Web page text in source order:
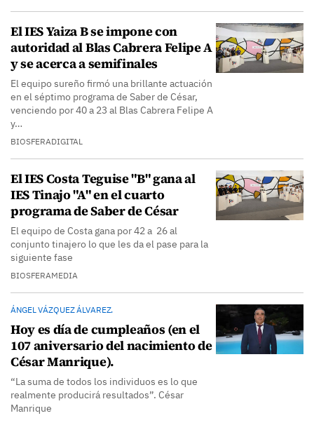
El IES Yaiza B se impone con
autoridad al Blas Cabrera Felipe A
y se acerca a semifinales
El equipo sureño firmó una brillante actuación
en el séptimo programa de Saber de César,
venciendo por 40 a 23 al Blas Cabrera Felipe A
y…
BIOSFERADIGITAL
El IES Costa Teguise "B" gana al
IES Tinajo "A" en el cuarto
programa de Saber de César
El equipo de Costa gana por 42 a 26 al
conjunto tinajero lo que les da el pase para la
siguiente fase
BIOSFERAMEDIA
ÁNGEL VÁZQUEZ ÁLVAREZ.
Hoy es día de cumpleaños (en el
107 aniversario del nacimiento de
César Manrique).
“La suma de todos los individuos es lo que
realmente producirá resultados”. César
Manrique